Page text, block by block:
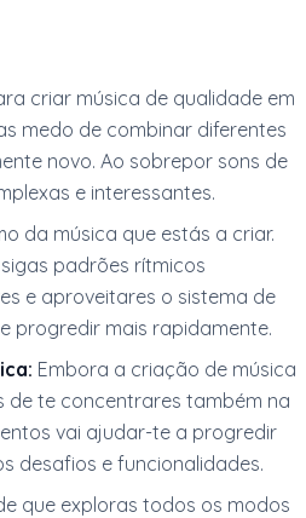
criar música de qualidade em
medo de combinar diferentes
novo. Ao sobrepor sons de
e interessantes.
da música que estás a criar.
padrões rítmicos
e aproveitares o sistema de
progredir mais rapidamente.
Embora a criação de música
de te concentrares também na
vai ajudar-te a progredir
desafios e funcionalidades.
que exploras todos os modos